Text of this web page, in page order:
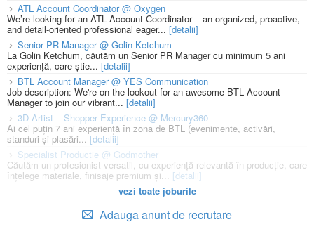
ATL Account Coordinator @ Oxygen
We’re looking for an ATL Account Coordinator – an organized, proactive,
and detail-oriented professional eager... [detalii]
Senior PR Manager @ Golin Ketchum
La Golin Ketchum, căutăm un Senior PR Manager cu minimum 5 ani
experiență, care știe... [detalii]
BTL Account Manager @ YES Communication
Job description: We're on the lookout for an awesome BTL Account
Manager to join our vibrant... [detalii]
3D Artist – Shopper Experience @ Mercury360
Ai cel puțin 7 ani experiență în zona de BTL (evenimente, activări,
standuri și plasări... [detalii]
Specialist Productie @ Godmother
Căutăm un profesionist versatil, cu experiență relevantă în producție, care
înțelege materiale, finisaje premium și... [detalii]
vezi toate joburile
Adauga anunt de recrutare